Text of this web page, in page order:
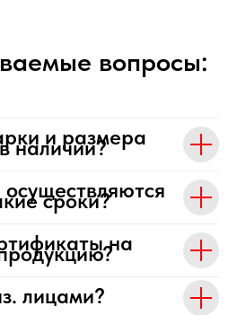
вопросы:
и размера
наличии?
сроки?
на
лицами?